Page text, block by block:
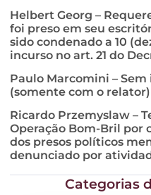
Helbert Georg –
foi preso em seu
sido condenado a 10
incurso no art. 21 do
Paulo Marcomini –
(somente com o relator)
Ricardo Przemyslaw –
Operação Bom-Bril por
dos presos políticos
denunciado por
Categorias